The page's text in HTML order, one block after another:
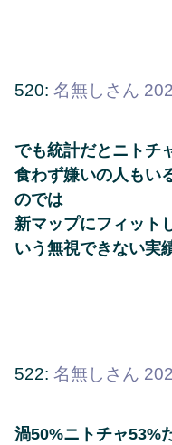
520: 名無しさん
でも統計だとニトチ
食わず嫌いの人もい
のでは
新マップにフィット
いう無視できない実
522: 名無しさん
渦50%ニトチャ53%